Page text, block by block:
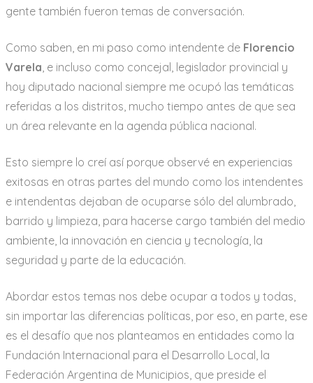
gente también fueron temas de conversación.
Como saben, en mi paso como intendente de Florencio
Varela, e incluso como concejal, legislador provincial y
hoy diputado nacional siempre me ocupó las temáticas
referidas a los distritos, mucho tiempo antes de que sea
un área relevante en la agenda pública nacional.
Esto siempre lo creí así porque observé en experiencias
exitosas en otras partes del mundo como los intendentes
e intendentas dejaban de ocuparse sólo del alumbrado,
barrido y limpieza, para hacerse cargo también del medio
ambiente, la innovación en ciencia y tecnología, la
seguridad y parte de la educación.
Abordar estos temas nos debe ocupar a todos y todas,
sin importar las diferencias políticas, por eso, en parte, ese
es el desafío que nos planteamos en entidades como la
Fundación Internacional para el Desarrollo Local, la
Federación Argentina de Municipios, que preside el